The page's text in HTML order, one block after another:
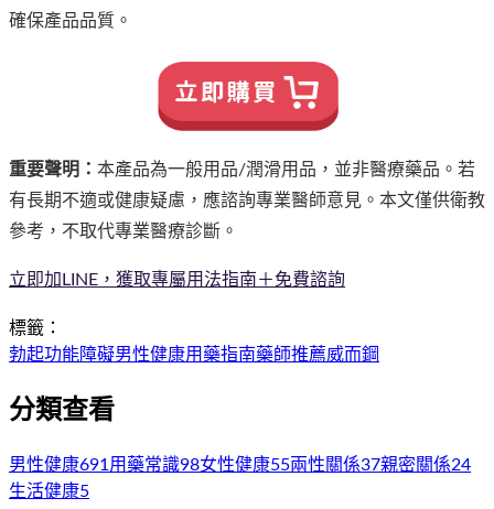
確保產品品質。
重要聲明： 本產品為一般用品/潤滑用品，並非醫療藥品。若
有長期不適或健康疑慮，應諮詢專業醫師意見。本文僅供衛教
參考，不取代專業醫療診斷。
立即加LINE，獲取專屬用法指南＋免費諮詢
標籤：
勃起功能障礙男性健康用藥指南藥師推薦威而鋼
分類查看
男性健康691 用藥常識98女性健康55兩性關係37親密關係24
生活健康5